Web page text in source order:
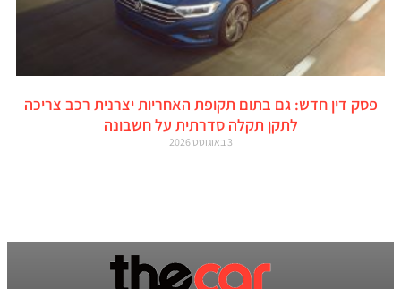
פסק דין חדש: גם בתום תקופת האחריות יצרנית רכב צריכה
לתקן תקלה סדרתית על חשבונה
3 באוגוסט 2026